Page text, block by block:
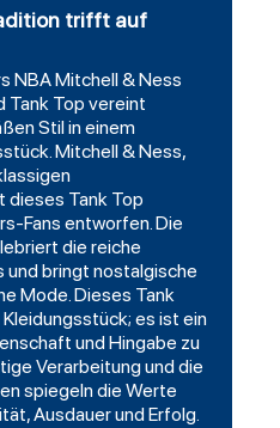
trifft auf
NBA Mitchell & Ness
Tank Top vereint
Stil in einem
Mitchell & Ness,
dieses Tank Top
Fans entworfen. Die
die reiche
bringt nostalgische
Mode. Dieses Tank
es ist ein
und Hingabe zu
Verarbeitung und die
spiegeln die Werte
Ausdauer und Erfolg.